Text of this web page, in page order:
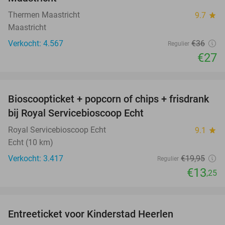
Thermen Maastricht 9.7 star
Maastricht
Verkocht: 4.567
Regulier €36
€27
34%
Bioscoopticket + popcorn of chips + frisdrank
bij Royal Servicebioscoop Echt
Royal Servicebioscoop Echt 9.1 star
Echt (10 km)
Verkocht: 3.417
Regulier €19,95
€13,25
Entreeticket voor Kinderstad Heerlen